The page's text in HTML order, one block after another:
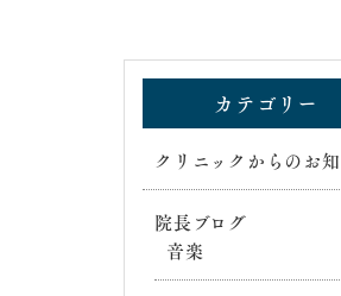
カテゴリー
クリニックからのお
院長ブログ
音楽